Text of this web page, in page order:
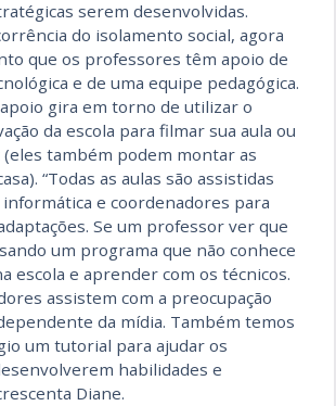
serem desenvolvidas.
do isolamento social, agora
que os professores têm apoio de
e de uma equipe pedagógica.
gira em torno de utilizar o
da escola para filmar sua aula ou
também podem montar as
“Todas as aulas são assistidas
e coordenadores para
Se um professor ver que
um programa que não conhece
escola e aprender com os técnicos.
assistem com a preocupação
da mídia. Também temos
um tutorial para ajudar os
habilidades e
Diane.